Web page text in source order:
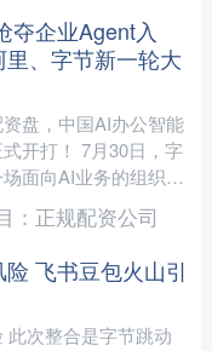
夺企业Agent入
、字节新一轮大
盘，中国AI办公智能
开打！ 7月30日，字
面向AI业务的组织调
与豆包产品团队合
产....
： 正规配资公司
飞书豆包火山引
此次整合是字节跳动